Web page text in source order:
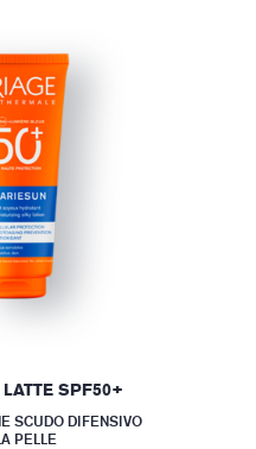
SPF50+
SCUDO DIFENSIVO
PELLE